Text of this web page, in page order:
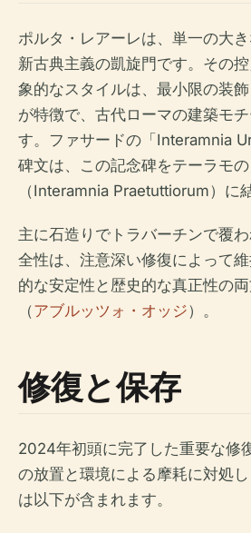
ポルタ・レアーレは、単一の大
新古典主義の凱旋門です。その
象的なスタイルは、最小限の装
が特徴で、古代ローマの建築モ
す。ファサードの「Interamnia
碑文は、この記念碑をテーラモ
（Interamnia Praetuttiorum）に
主に石造りでトラバーチンで覆
全性は、注意深い修復によって
的な安定性と歴史的な真正性の
（アブルッツォ・オッジ）。
修復と保存
2024年初頭に完了した重要な修
の放置と環境による摩耗に対処
は以下が含まれます。